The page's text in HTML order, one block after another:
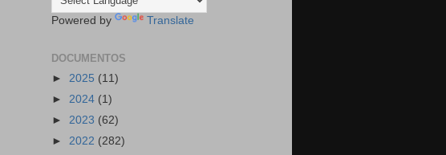
Powered by Translate
DOCUMENTOS
► 2025 (11)
► 2024 (1)
► 2023 (62)
► 2022 (282)